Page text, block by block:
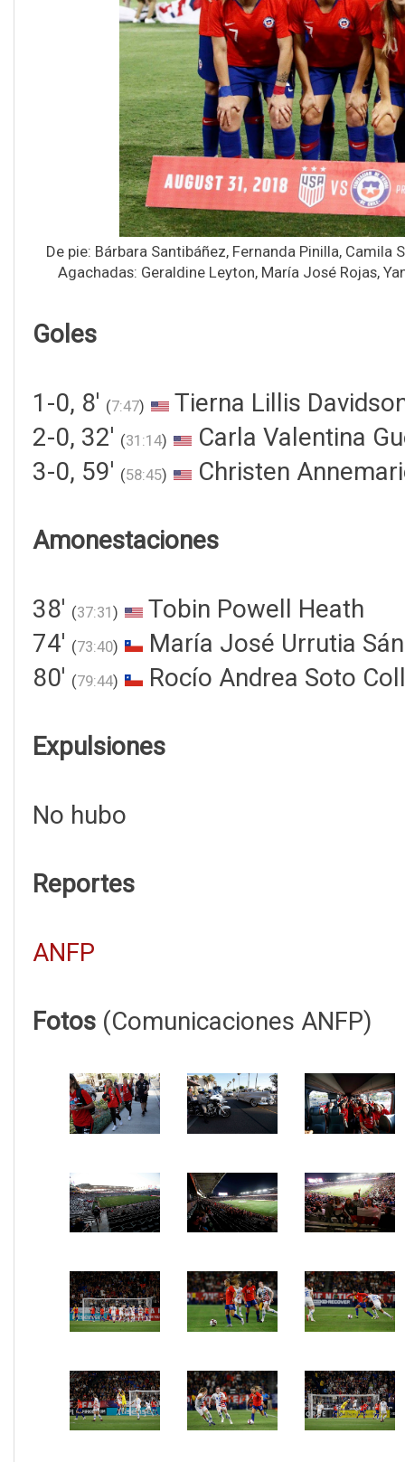
De pie: Bárbara Santibáñez, Fernanda Pinilla, Camila
Agachadas: Geraldine Leyton, María José Rojas,
Goles
1-0, 8' (7:47)
Tierna Lillis
2-0, 32' (31:14)
Carla Valentina
3-0, 59' (58:45) Christen
Amonestaciones
38' (37:31)
Tobin Powell Heath
74' (73:40)
María José Urrutia
80' (79:44) Rocío Andrea Soto
Expulsiones
No hubo
Reportes
ANFP
Fotos (Comunicaciones ANFP)